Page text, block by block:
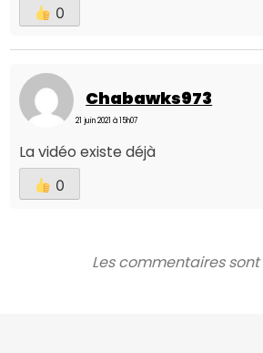
0
Chabawks973
21 juin 2021 à 15h07
La vidéo existe déjà
0
Les commentaires sont